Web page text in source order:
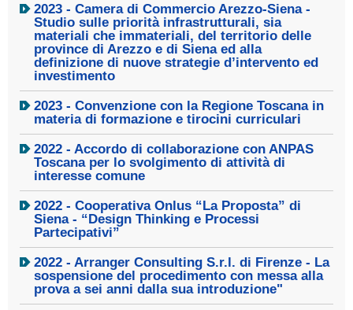
2023 - Camera di Commercio Arezzo-Siena -
Studio sulle priorità infrastrutturali, sia
materiali che immateriali, del territorio delle
province di Arezzo e di Siena ed alla
definizione di nuove strategie d’intervento ed
investimento
2023 - Convenzione con la Regione Toscana in
materia di formazione e tirocini curriculari
2022 - Accordo di collaborazione con ANPAS
Toscana per lo svolgimento di attività di
interesse comune
2022 - Cooperativa Onlus “La Proposta” di
Siena - “Design Thinking e Processi
Partecipativi”
2022 - Arranger Consulting S.r.l. di Firenze - La
sospensione del procedimento con messa alla
prova a sei anni dalla sua introduzione"